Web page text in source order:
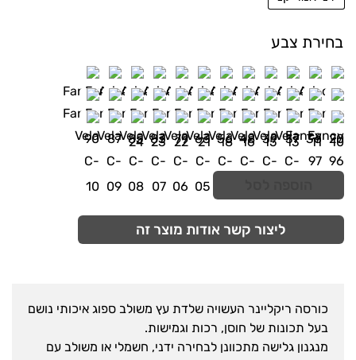
בחירת צבע
ליצור קשר אודות מוצר זה
כורסה ריקליינר העשויה שלדת עץ משולב ספוג איכותי נושם
בעל תכונות של חוסן, רכות וגמישות.
מנגנון גלישה מתכוונן לבחירה ידני, חשמלי או משולב עם